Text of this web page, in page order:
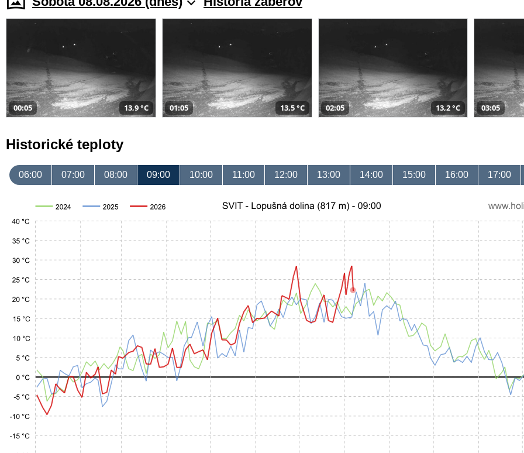
00:05 13,9 °C 01:05 13,5 °C 02:05 13,2 °C 03:05
Historické teploty
06:00 07:00 08:00 09:00 10:00 11:00 12:00 13:00 14:00 15:00 16:00 17:00